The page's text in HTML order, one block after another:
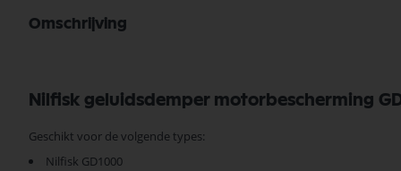
Omschrijving
Nilfisk geluidsdemper motorbescherming
Geschikt voor de volgende types:
Nilfisk GD1000